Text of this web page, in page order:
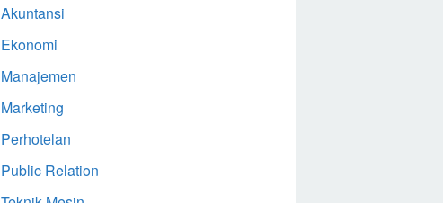
Akuntansi
Ekonomi
Manajemen
Marketing
Perhotelan
Public Relation